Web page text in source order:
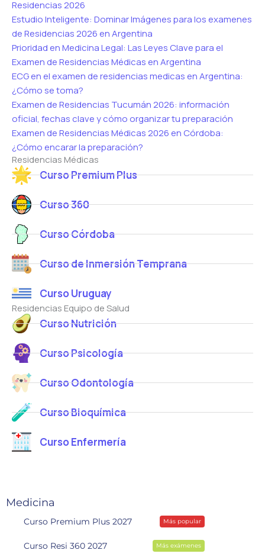
Residencias 2026
Estudio Inteligente: Dominar Imágenes para los examenes
de Residencias 2026 en Argentina
Prioridad en Medicina Legal: Las Leyes Clave para el
Examen de Residencias Médicas en Argentina
ECG en el examen de residencias medicas en Argentina:
¿Cómo se toma?
Examen de Residencias Tucumán 2026: información
oficial, fechas clave y cómo organizar tu preparación
Examen de Residencias Médicas 2026 en Córdoba:
¿Cómo encarar la preparación?
Residencias Médicas
Curso Premium Plus
Curso 360
Curso Córdoba
Curso de Inmersión Temprana
Curso Uruguay
Residencias Equipo de Salud
Curso Nutrición
Curso Psicología
Curso Odontología
Curso Bioquímica
Curso Enfermería
Medicina
Curso Premium Plus 2027 Más popular
Curso Resi 360 2027 Más exámenes